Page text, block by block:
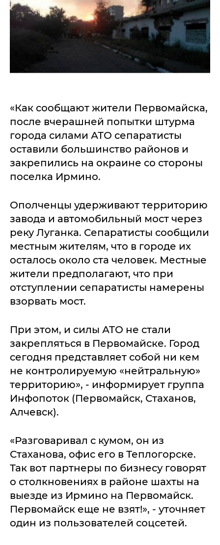
«Как сообщают жители Первомайска,
после вчерашней попытки штурма
города силами АТО сепаратисты
оставили большинство районов и
закрепились на окраине со стороны
поселка Ирмино.
Ополченцы удерживают территорию
завода и автомобильный мост через
реку Луганка. Сепаратисты сообщили
местным жителям, что в городе их
осталось около ста человек. Местные
жители предполагают, что при
отступлении сепаратисты намерены
взорвать мост.
При этом, и силы АТО не стали
закрепляться в Первомайске. Город
сегодня представляет собой ни кем
не контролируемую «нейтральную»
территорию», - информирует группа
Инфопоток (Первомайск, Стаханов,
Алчевск).
«Разговаривал с кумом, он из
Стаханова, офис его в Теплогорске.
Так вот партнеры по бизнесу говорят
о столкновениях в районе шахты на
выезде из Ирмино на Первомайск.
Первомайск еще не взят!», - уточняет
один из пользователей соцсетей.